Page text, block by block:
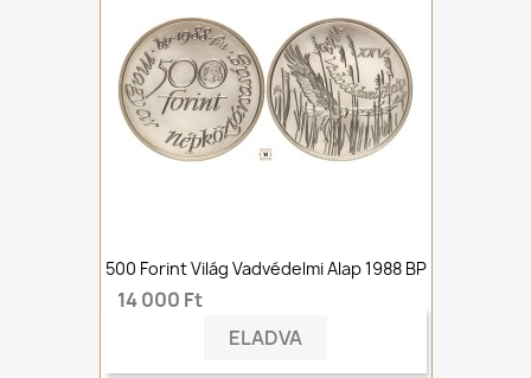
500 Forint Világ Vadvédelmi Alap 1988 BP
14 000 Ft
ELADVA